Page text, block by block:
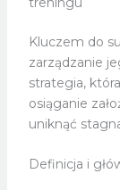
Kluczem do
zarządzanie
strategia,
osiąganie
uniknąć
Definicja i